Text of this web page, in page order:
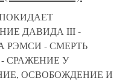
ПОКИДАЕТ
ДАВИДА III -
РЭМСИ - СМЕРТЬ
СРАЖЕНИЕ У
ОСВОБОЖДЕНИЕ И